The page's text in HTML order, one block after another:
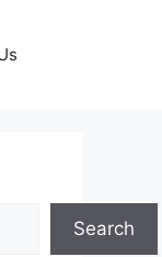
Search